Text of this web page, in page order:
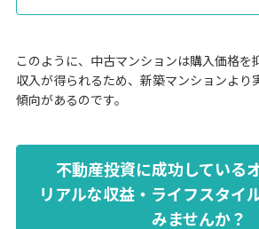
このように、中古マンションは購入価格を
収入が得られるため、新築マンションより
傾向があるのです。
不動産投資に成功している
リアルな収益・ライフスタイ
みませんか？